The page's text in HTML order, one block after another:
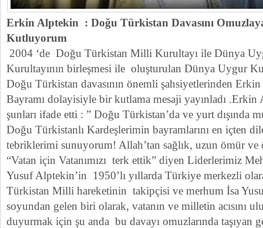
Erkin Alptekin : Doğu Türkistan Davasını
Kutluyorum
2004 ‘de Doğu Türkistan Milli Kurultayı ile Dünya
Kurultayının birleşmesi ile oluşturulan Dünya Uygur
Doğu Türkistan davasının önemli şahsiyetlerinden
Bayramı dolayisiyle bir kutlama mesaji yayınladı
şunları ifade etti : ” Doğu Türkistan’da ve yurt dışında
Doğu Türkistanlı Kardeşlerimin bayramlarını en içten
tebriklerimi sunuyorum! Allah’tan sağlık, uzun ömür
“Vatan için Vatanımızı terk ettik” diyen Liderlerimiz
Yusuf Alptekin’in 1950’lı yıllarda Türkiye merkezli
Türkistan Milli hareketinin takipçisi ve merhum İsa
soyundan gelen biri olarak, vatanın ve milletin acısını
duyurmak için şu anda bu davayı omuzlarında taşıyan